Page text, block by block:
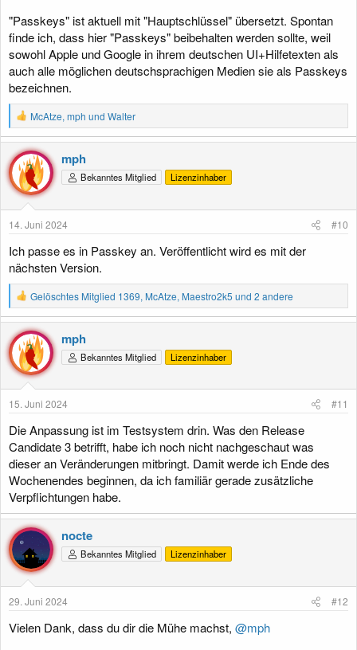
"Passkeys" ist aktuell mit "Hauptschlüssel" übersetzt. Spontan
finde ich, dass hier "Passkeys" beibehalten werden sollte, weil
sowohl Apple und Google in ihrem deutschen UI+Hilfetexten als
auch alle möglichen deutschsprachigen Medien sie als Passkeys
bezeichnen.
R
e
a
k
t
o
n
n
McAtze, mph und Walter
mph
Bekanntes Mitglied Lizenzinhaber
14. Juni 2024 #10
Ich passe es in Passkey an. Veröffentlicht wird es mit der
nächsten Version.
R
e
a
k
t
o
n
n
Gelöschtes Mitglied 1369, McAtze, Maestro2k5 und 2 andere
mph
Bekanntes Mitglied Lizenzinhaber
15. Juni 2024 #11
Die Anpassung ist im Testsystem drin. Was den Release
Candidate 3 betrifft, habe ich noch nicht nachgeschaut was
dieser an Veränderungen mitbringt. Damit werde ich Ende des
Wochenendes beginnen, da ich familiär gerade zusätzliche
Verpflichtungen habe.
nocte
Bekanntes Mitglied Lizenzinhaber
29. Juni 2024 #12
Vielen Dank, dass du dir die Mühe machst, @mph